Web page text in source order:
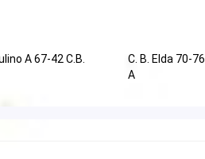
A 67-42 C.B.
C. B. Elda 70-
A